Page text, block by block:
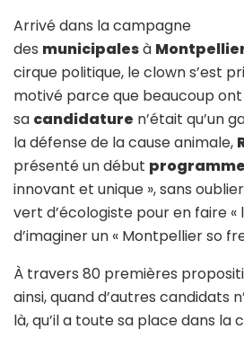
Arrivé dans la campagne
des municipalesà
cirque politique, le clown s’est
motivé parce que beaucoup
sa candidature n’était qu’un
la défense de la cause animale,
présenté un début programme
innovant et unique », sans
vert d’écologiste pour en faire «
d’imaginer un « Montpellier so
À travers 80 premières
ainsi, quand d’autres candidats
là, qu’il a toute sa place dans la